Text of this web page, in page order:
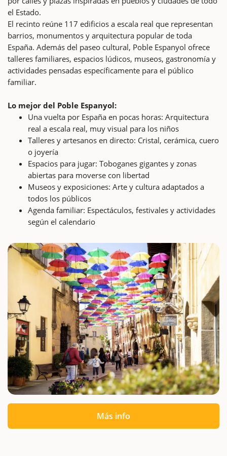
el Estado.
El recinto reúne 117 edificios a escala real que representan
barrios, monumentos y arquitectura popular de toda
España. Además del paseo cultural, Poble Espanyol ofrece
talleres familiares, espacios lúdicos, museos, gastronomía y
actividades pensadas específicamente para el público
familiar.
Lo mejor del Poble Espanyol:
Una vuelta por España en pocas horas: Arquitectura
real a escala real, muy visual para los niños
Talleres y artesanos en directo: Cristal, cerámica, cuero
o joyería
Espacios para jugar: Toboganes gigantes y zonas
abiertas para moverse con libertad
Museos y exposiciones: Arte y cultura adaptados a
todos los públicos
Agenda familiar: Espectáculos, festivales y actividades
según el calendario
Más info